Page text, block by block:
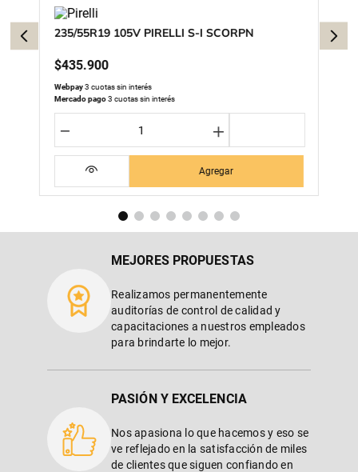
235/55R19 105V PIRELLI S-I SCORPN
$435.900
Webpay3 cuotas sin interés
Mercado pago3 cuotas sin interés
＋
－
Agregar
MEJORES PROPUESTAS
Realizamos permanentemente
auditorías de control de calidad y
capacitaciones a nuestros empleados
para brindarte lo mejor.
PASIÓN Y EXCELENCIA
Nos apasiona lo que hacemos y eso se
ve reflejado en la satisfacción de miles
de clientes que siguen confiando en